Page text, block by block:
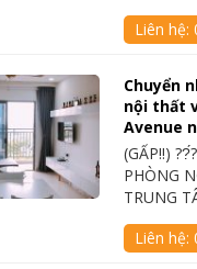
Liên hệ:
Chuyển
nội thất
Avenue
(GẤP‼️) ??́?
PHÒNG
TRUNG
Liên hệ: